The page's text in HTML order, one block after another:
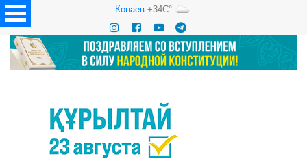
Конаев+34C°